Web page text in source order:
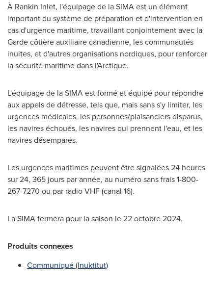
À Rankin Inlet, l'équipage de la SIMA est un élément
important du système de préparation et d'intervention en
cas d'urgence maritime, travaillant conjointement avec la
Garde côtière auxiliaire canadienne, les communautés
inuites, et d'autres organisations nordiques, pour renforcer
la sécurité maritime dans l'Arctique.
L'équipage de la SIMA est formé et équipé pour répondre
aux appels de détresse, tels que, mais sans s'y limiter, les
urgences médicales, les personnes/plaisanciers disparus,
les navires échoués, les navires qui prennent l'eau, et les
navires désemparés.
Les urgences maritimes peuvent être signalées 24 heures
sur 24, 365 jours par année, au numéro sans frais 1-800-
267-7270 ou par radio VHF (canal 16).
La SIMA fermera pour la saison le 22 octobre 2024.
Produits connexes
Communiqué (Inuktitut)